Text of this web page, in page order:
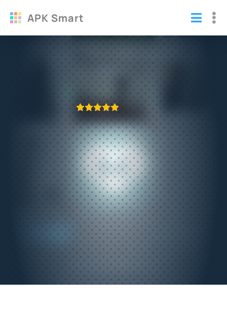
APK Smart
Хочу лайки! взломанный
ПРИЛОЖЕНИЕ ПРОВЕРЕНО
Запросить обновление